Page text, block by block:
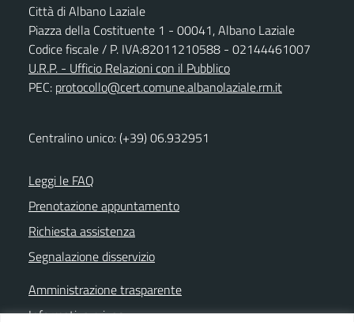
Città di Albano Laziale
Piazza della Costituente 1 - 00041, Albano Laziale
Codice fiscale / P. IVA:82011210588 - 02144461007
U.R.P. - Ufficio Relazioni con il Pubblico
PEC: protocollo@cert.comune.albanolaziale.rm.it
Centralino unico: (+39) 06.932951
Leggi le FAQ
Prenotazione appuntamento
Richiesta assistenza
Segnalazione disservizio
Amministrazione trasparente
Informativa privacy